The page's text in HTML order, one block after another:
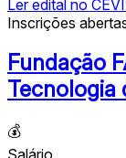
Ler edital no
Inscrições
Fundação
Tecnologia
💰